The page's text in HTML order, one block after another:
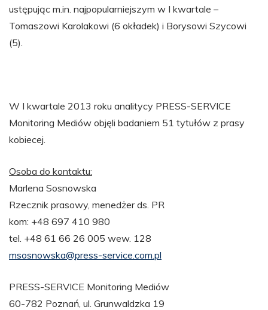
ustępując m.in. najpopularniejszym w I kwartale –
Tomaszowi Karolakowi (6 okładek) i Borysowi Szycowi
(5).
W I kwartale 2013 roku analitycy PRESS-SERVICE
Monitoring Mediów objęli badaniem 51 tytułów z prasy
kobiecej.
Osoba do kontaktu:
Marlena Sosnowska
Rzecznik prasowy, menedżer ds. PR
kom: +48 697 410 980
tel. +48 61 66 26 005 wew. 128
msosnowska@press-service.com.pl
PRESS-SERVICE Monitoring Mediów
60-782 Poznań, ul. Grunwaldzka 19